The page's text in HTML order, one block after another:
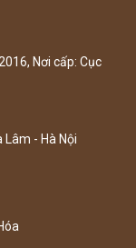
Nơi cấp: Cục
- Hà Nội